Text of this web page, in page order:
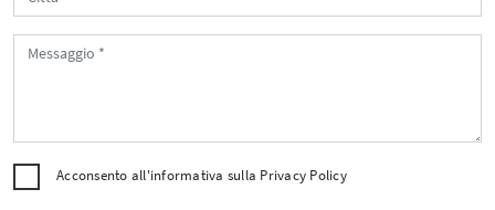
Acconsento all'informativa sulla Privacy Policy